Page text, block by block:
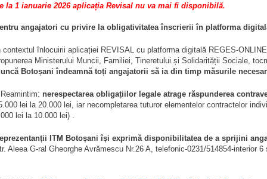
la 1 ianuarie 2026 aplicația Revisal nu va mai fi disponibilă.
angajatori cu privire la obligativitatea înscrierii în platforma
contextul înlocuirii aplicației REVISAL cu platforma digitală REGES-
Ministerului Muncii, Familiei, Tineretului și Solidarității Sociale,
Botoșani îndeamnă toți angajatorii să ia din timp măsurile
nerespectarea obligațiilor legale atrage răspunderea
lei la 20.000 lei, iar necompletarea tuturor elementelor contractelor
lei la 10.000 lei) .
ITM Botoșani își exprimă disponibilitatea de a sprijini
Aleea G-ral Gheorghe Avrămescu Nr.26 A, telefonic-0231/514854-interior